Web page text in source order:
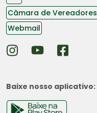
Câmara de Vereadores
Webmail
Baixe nosso aplicativo: